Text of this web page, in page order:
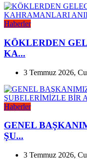
Haberler
KÖKLERDEN
KA...
3 Temmuz 2026,
Haberler
GENEL
ŞU...
3 Temmuz 2026,